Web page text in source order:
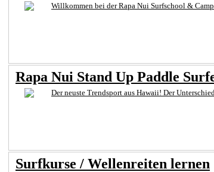
Willkommen bei der Rapa Nui Surfschool &
Rapa Nui Stand Up Paddle
Der neuste Trendsport aus Hawaii! Der
Surfkurse / Wellenreiten lernen